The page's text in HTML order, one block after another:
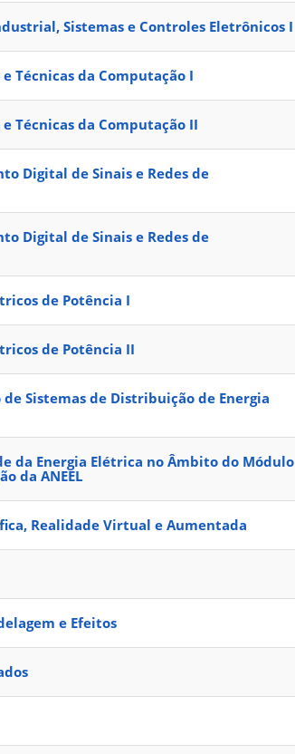
Sistemas e Controles Eletrônicos I
Técnicas da Computação I
Técnicas da Computação II
Digital de Sinais e Redes de
Digital de Sinais e Redes de
de Potência I
de Potência II
Sistemas de Distribuição de Energia
da Energia Elétrica no Âmbito do Módulo
da ANEEL
Realidade Virtual e Aumentada
e Efeitos